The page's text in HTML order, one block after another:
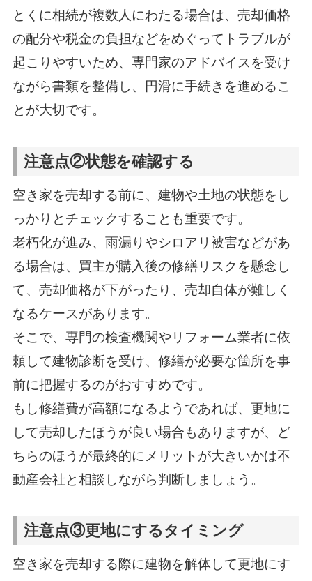
とくに相続が複数人にわたる場合は、売却価格
の配分や税金の負担などをめぐってトラブルが
起こりやすいため、専門家のアドバイスを受け
ながら書類を整備し、円滑に手続きを進めるこ
とが大切です。
注意点②状態を確認する
空き家を売却する前に、建物や土地の状態をし
っかりとチェックすることも重要です。
老朽化が進み、雨漏りやシロアリ被害などがあ
る場合は、買主が購入後の修繕リスクを懸念し
て、売却価格が下がったり、売却自体が難しく
なるケースがあります。
そこで、専門の検査機関やリフォーム業者に依
頼して建物診断を受け、修繕が必要な箇所を事
前に把握するのがおすすめです。
もし修繕費が高額になるようであれば、更地に
して売却したほうが良い場合もありますが、ど
ちらのほうが最終的にメリットが大きいかは不
動産会社と相談しながら判断しましょう。
注意点③更地にするタイミング
空き家を売却する際に建物を解体して更地にす